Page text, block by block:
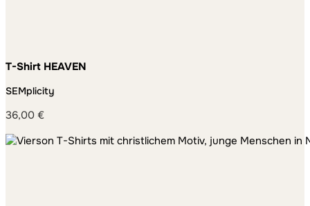
T-Shirt HEAVEN
SEMplicity
36,00 €